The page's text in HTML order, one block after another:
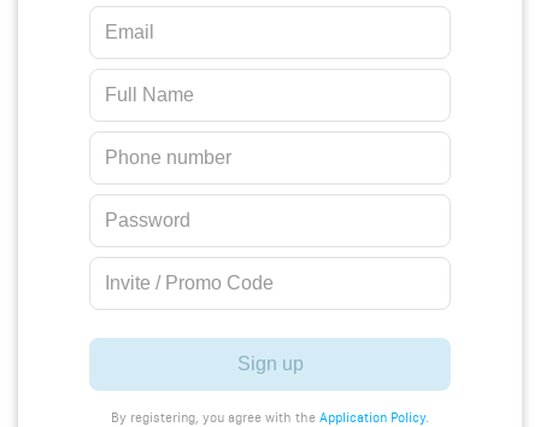
Sign up
By registering, you agree with the Application Policy.